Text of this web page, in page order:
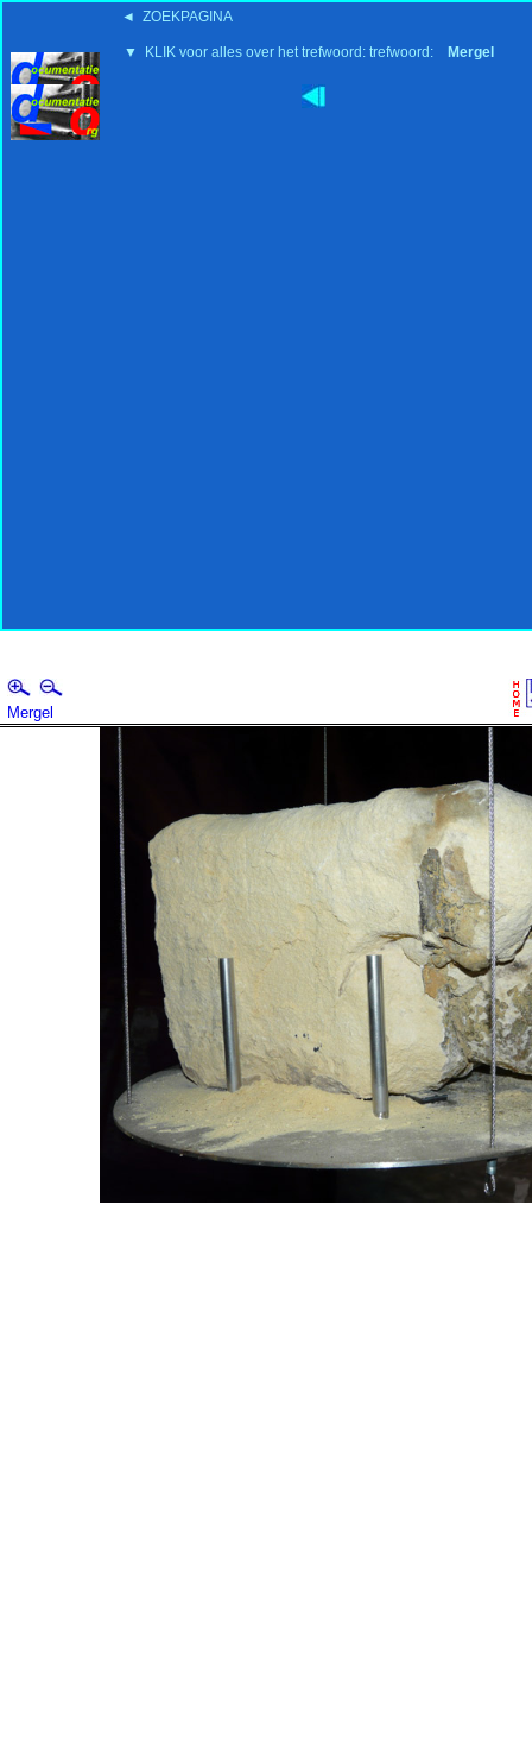
◄ ZOEKPAGINA
▼ KLIK voor alles over het trefwoord: trefwoord: Mergel
Mergel